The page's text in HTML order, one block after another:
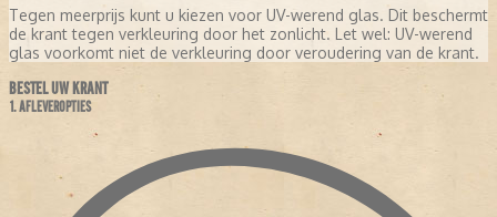
Tegen meerprijs kunt u kiezen voor UV-werend glas. Dit beschermt
de krant tegen verkleuring door het zonlicht. Let wel: UV-werend
glas voorkomt niet de verkleuring door veroudering van de krant.
BESTEL UW KRANT
1. AFLEVEROPTIES